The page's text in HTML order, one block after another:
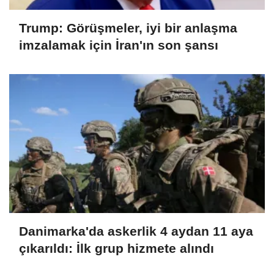
Trump: Görüşmeler, iyi bir anlaşma
imzalamak için İran'ın son şansı
Danimarka'da askerlik 4 aydan 11 aya
çıkarıldı: İlk grup hizmete alındı